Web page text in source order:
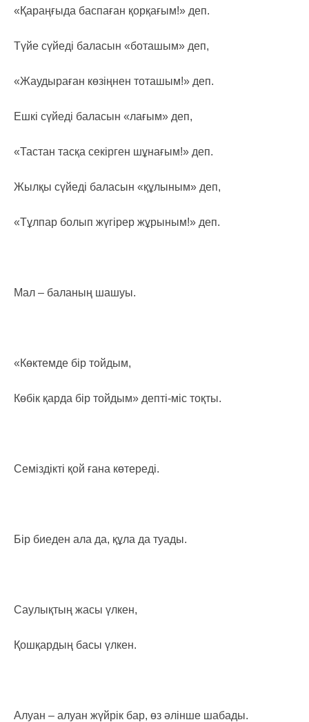
«Қараңғыда баспаған қорқағым!» деп.
Түйе сүйеді баласын «боташым» деп,
«Жаудыраған көзіңнен тоташым!» деп.
Ешкі сүйеді баласын «лағым» деп,
«Тастан тасқа секірген шұнағым!» деп.
Жылқы сүйеді баласын «құлыным» деп,
«Тұлпар болып жүгірер жұрыным!» деп.
Мал – баланың шашуы.
«Көктемде бір тойдым,
Көбік қарда бір тойдым» депті-міс тоқты.
Семіздікті қой ғана көтереді.
Бір биеден ала да, құла да туады.
Саулықтың жасы үлкен,
Қошқардың басы үлкен.
Алуан – алуан жүйрік бар, өз әлінше шабады.